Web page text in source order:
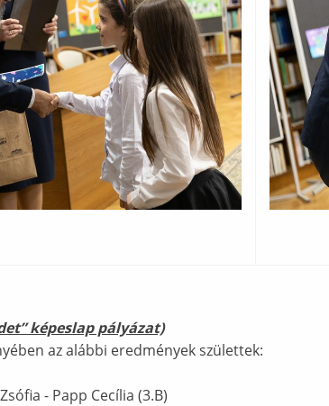
képeslap pályázat)
az alábbi eredmények születtek:
- Papp Cecília (3.B)